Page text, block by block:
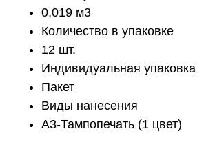
0,019 м3
Количество в упаковке
12 шт.
Индивидуальная упаковка
Пакет
Виды нанесения
A3-Тампопечать (1 цвет)